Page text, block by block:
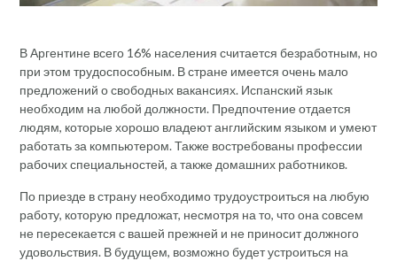
В Аргентине всего 16% населения считается безработным, но
при этом трудоспособным. В стране имеется очень мало
предложений о свободных вакансиях. Испанский язык
необходим на любой должности. Предпочтение отдается
людям, которые хорошо владеют английским языком и умеют
работать за компьютером. Также востребованы профессии
рабочих специальностей, а также домашних работников.
По приезде в страну необходимо трудоустроиться на любую
работу, которую предложат, несмотря на то, что она совсем
не пересекается с вашей прежней и не приносит должного
удовольствия. В будущем, возможно будет устроиться на